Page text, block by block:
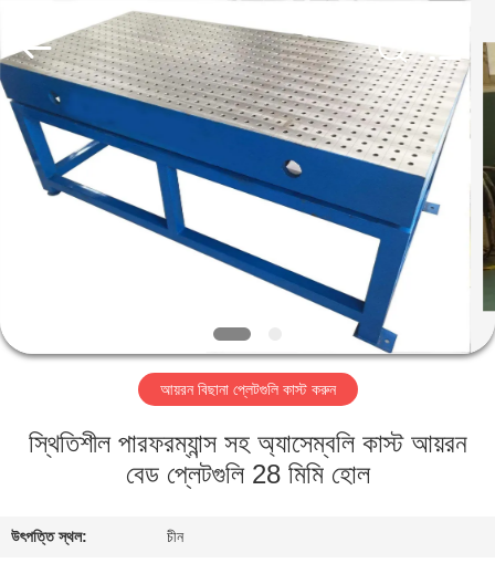
বাড়ি
পণ্য
কারখানা
Co.,
Ltd.
Rights
Reserved.
আয়রন বিছানা প্লেটগুলি কাস্ট করুন
স্থিতিশীল পারফরম্যান্স সহ অ্যাসেম্বলি কাস্ট আয়রন
বেড প্লেটগুলি 28 মিমি হোল
উৎপত্তি স্থল: চীন